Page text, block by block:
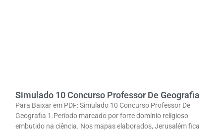
Simulado 10 Concurso Professor De Geografia
Para Baixar em PDF: Simulado 10 Concurso Professor De
Geografia 1.Período marcado por forte domínio religioso
embutido na ciência. Nos mapas elaborados, Jerusalém fica